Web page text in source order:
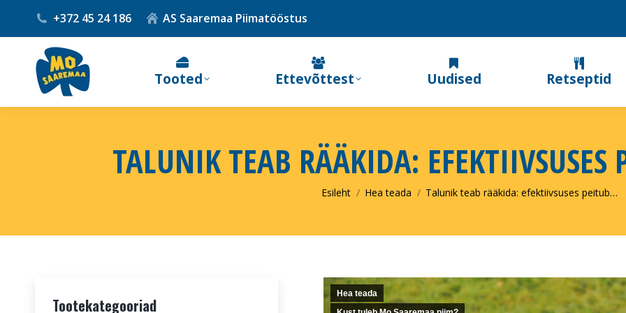
+372 45 24 186 AS Saaremaa Piimatööstus
Tooted Ettevõttest Uudised Retseptid
TALUNIK TEAB RÄÄKIDA: EFEKTIIVSUSES
You are here:
Esileht Hea teada Talunik teab rääkida: efektiivsuses peitub…
Hea teada
Tootekategooriad